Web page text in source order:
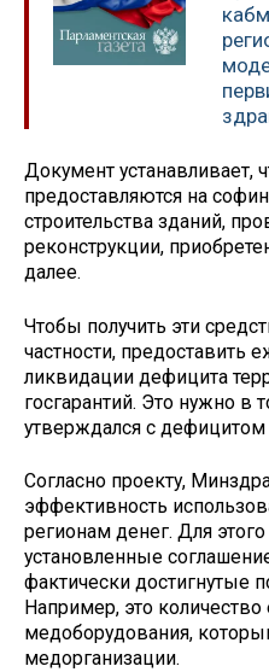
Документ устанавливает,
предоставляются на
строительства зданий,
реконструкции,
далее.
Чтобы получить эти
частности, предоставить
ликвидации дефицита
госгарантий. Это нужно в
утверждался с
Согласно проекту,
эффективность
регионам денег. Для
установленные
фактически достигнутые
Например, это
медоборудования,
медорганизации.